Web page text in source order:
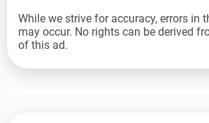
While we strive for accuracy, errors in
may occur. No rights can be derived
of this ad.